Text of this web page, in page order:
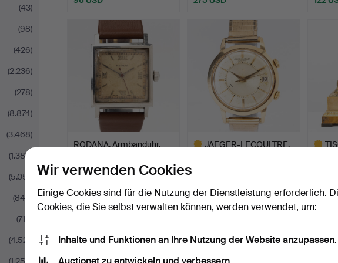
(43)
(98)
(426)
(2.236)
(278)
(8.874)
(3.468)
(1.384)
(5.051)
(849)
(716)
(4.521)
RODANA, Armbanduhr,
Beendet 20. Jul 2026
37 USD
JAEGER-LECOULTRE,
1.952 USD
Ausgewähltes
1.161
Wir verwenden Cookies
Einige Cookies sind für die Nutzung der Dienstleistung erforderlich.
Cookies, die Sie selbst verwalten können, werden verwendet, um:
Inhalte und Funktionen an Ihre Nutzung der Website anzupassen.